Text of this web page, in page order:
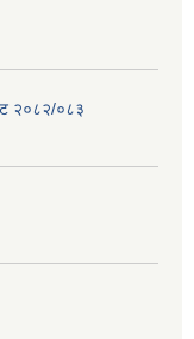
२०८२/०८३